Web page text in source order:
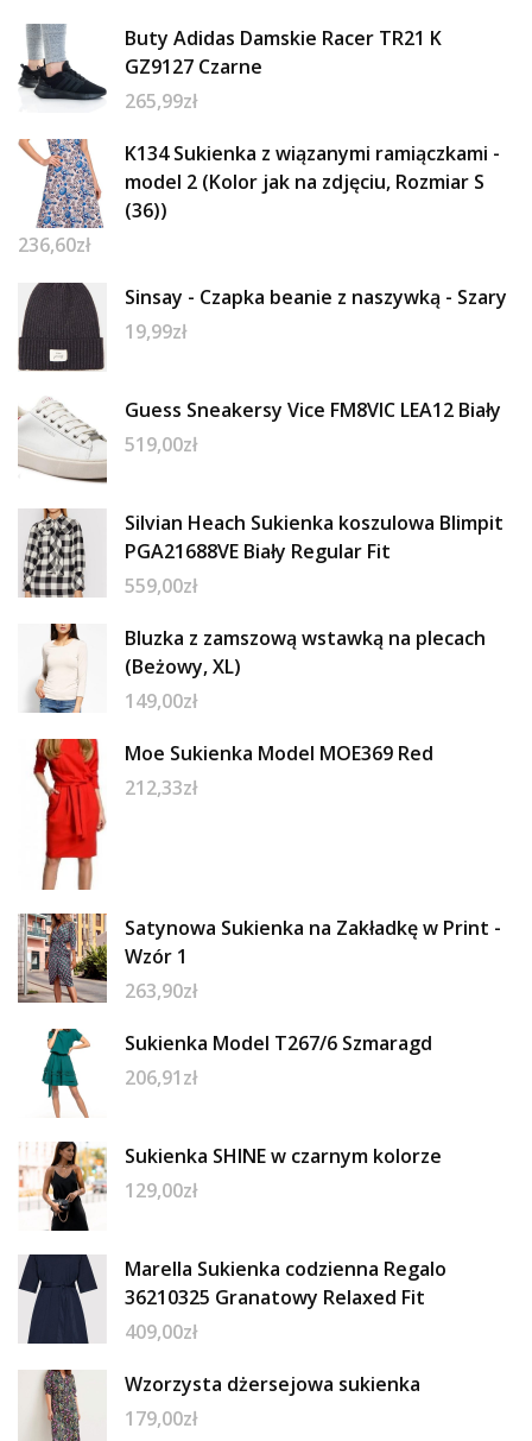
Buty Adidas Damskie Racer TR21 K
GZ9127 Czarne
265,99zł
K134 Sukienka z wiązanymi ramiączkami -
model 2 (Kolor jak na zdjęciu, Rozmiar S
(36))
236,60zł
Sinsay - Czapka beanie z naszywką - Szary
19,99zł
Guess Sneakersy Vice FM8VIC LEA12 Biały
519,00zł
Silvian Heach Sukienka koszulowa Blimpit
PGA21688VE Biały Regular Fit
559,00zł
Bluzka z zamszową wstawką na plecach
(Beżowy, XL)
149,00zł
Moe Sukienka Model MOE369 Red
212,33zł
Satynowa Sukienka na Zakładkę w Print -
Wzór 1
263,90zł
Sukienka Model T267/6 Szmaragd
206,91zł
Sukienka SHINE w czarnym kolorze
129,00zł
Marella Sukienka codzienna Regalo
36210325 Granatowy Relaxed Fit
409,00zł
Wzorzysta dżersejowa sukienka
179,00zł